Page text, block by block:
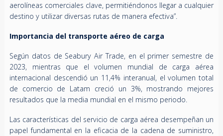
aerolíneas comerciales clave, permitiéndonos llegar a cualquier
destino y utilizar diversas rutas de manera efectiva”.
Importancia del transporte aéreo de carga
Según datos de Seabury Air Trade, en el primer semestre de
2023, mientras que el volumen mundial de carga aérea
internacional descendió un 11,4% interanual, el volumen total
de comercio de Latam creció un 3%, mostrando mejores
resultados que la media mundial en el mismo periodo.
Las características del servicio de carga aérea desempeñan un
papel fundamental en la eficacia de la cadena de suministro,